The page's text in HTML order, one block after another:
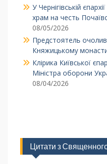
У Чернігівській
храм на честь
08/05/2026
Предстоятель
Княжицькому
Клірика Київської
Міністра оборони
08/04/2026
Цитати з